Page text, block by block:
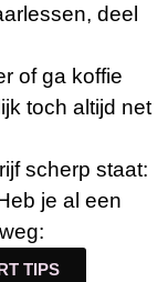
deel
of ga koffie
toch altijd net
scherp staat:
je al een
TIPS